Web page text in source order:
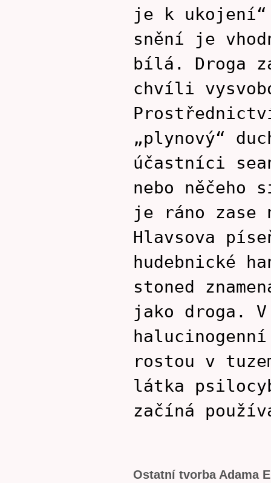
je k
snění je
bílá. Droga
chvíli
„plynový“
účastníci
nebo
je ráno zase
Hlavsova
hudebnické
stoned
jako droga.
rostou v
látka
začíná
Ostatní tvorba Adama